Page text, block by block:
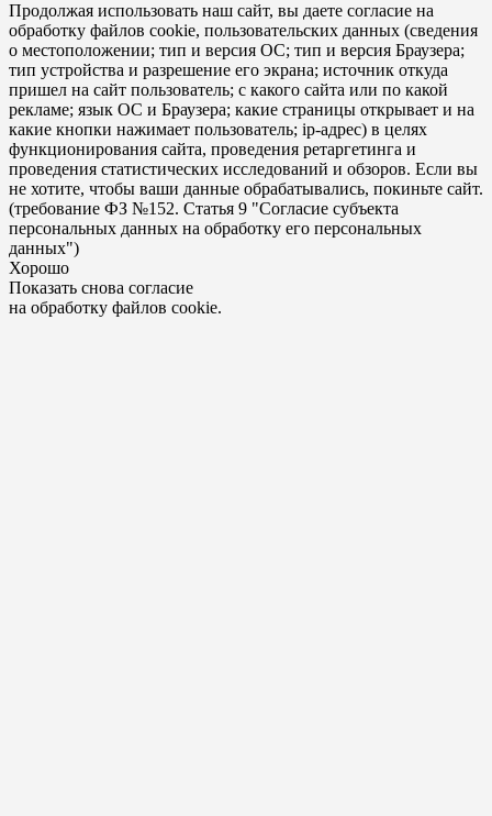
Продолжая использовать наш сайт, вы даете согласие на
обработку файлов cookie, пользовательских данных (сведения
о местоположении; тип и версия ОС; тип и версия Браузера;
тип устройства и разрешение его экрана; источник откуда
пришел на сайт пользователь; с какого сайта или по какой
рекламе; язык ОС и Браузера; какие страницы открывает и на
какие кнопки нажимает пользователь; ip-адрес) в целях
функционирования сайта, проведения ретаргетинга и
проведения статистических исследований и обзоров. Если вы
не хотите, чтобы ваши данные обрабатывались, покиньте сайт.
(требование ФЗ №152. Статья 9 "Согласие субъекта
персональных данных на обработку его персональных
данных")
Хорошо
Показать снова согласие
на обработку файлов cookie.